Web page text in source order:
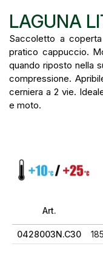
LAGUNA
Saccoletto a
pratico cappuccio.
quando riposto nella
compressione.
cerniera a 2 vie.
e moto.
Art.
0428003N.C30